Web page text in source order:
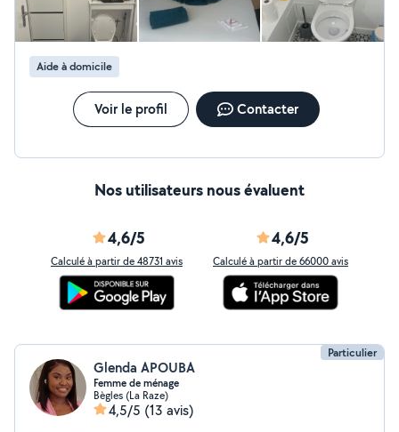
Aide à domicile
Voir le profil Contacter
Nos utilisateurs nous évaluent
4,6/5
Calculé à partir de 48731 avis
4,6/5
Calculé à partir de 66000 avis
Particulier
Glenda APOUBA
Femme de ménage
Bègles (La Raze)
4,5/5 (13 avis)